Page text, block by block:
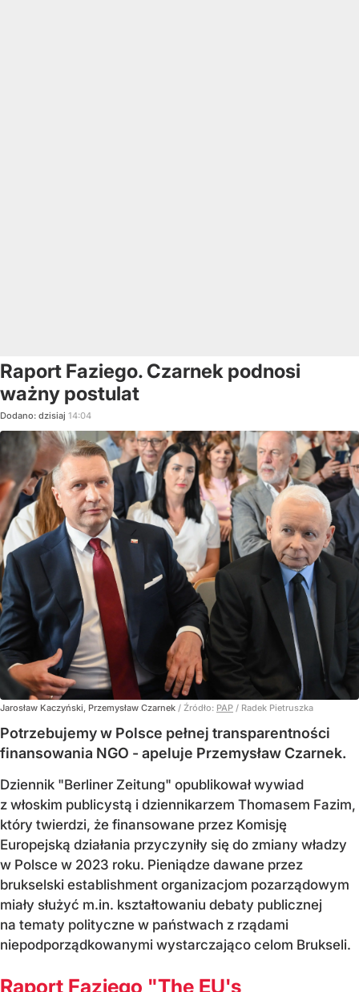
Raport Faziego. Czarnek podnosi
ważny postulat
Dodano: dzisiaj 14:04
Jarosław Kaczyński, Przemysław Czarnek / Źródło: PAP / Radek Pietruszka
Potrzebujemy w Polsce pełnej transparentności
finansowania NGO - apeluje Przemysław Czarnek.
Dziennik "Berliner Zeitung" opublikował wywiad
z włoskim publicystą i dziennikarzem Thomasem Fazim,
który twierdzi, że finansowane przez Komisję
Europejską działania przyczyniły się do zmiany władzy
w Polsce w 2023 roku. Pieniądze dawane przez
brukselski establishment organizacjom pozarządowym
miały służyć m.in. kształtowaniu debaty publicznej
na tematy polityczne w państwach z rządami
niepodporządkowanymi wystarczająco celom Brukseli.
Raport Faziego "The EU's